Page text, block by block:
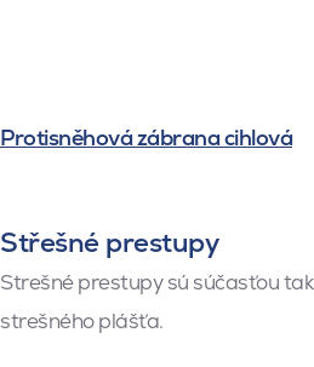
Protisněhová zábrana cihlová
Střešné prestupy
Strešné prestupy sú súčasťou
strešného plášťa.